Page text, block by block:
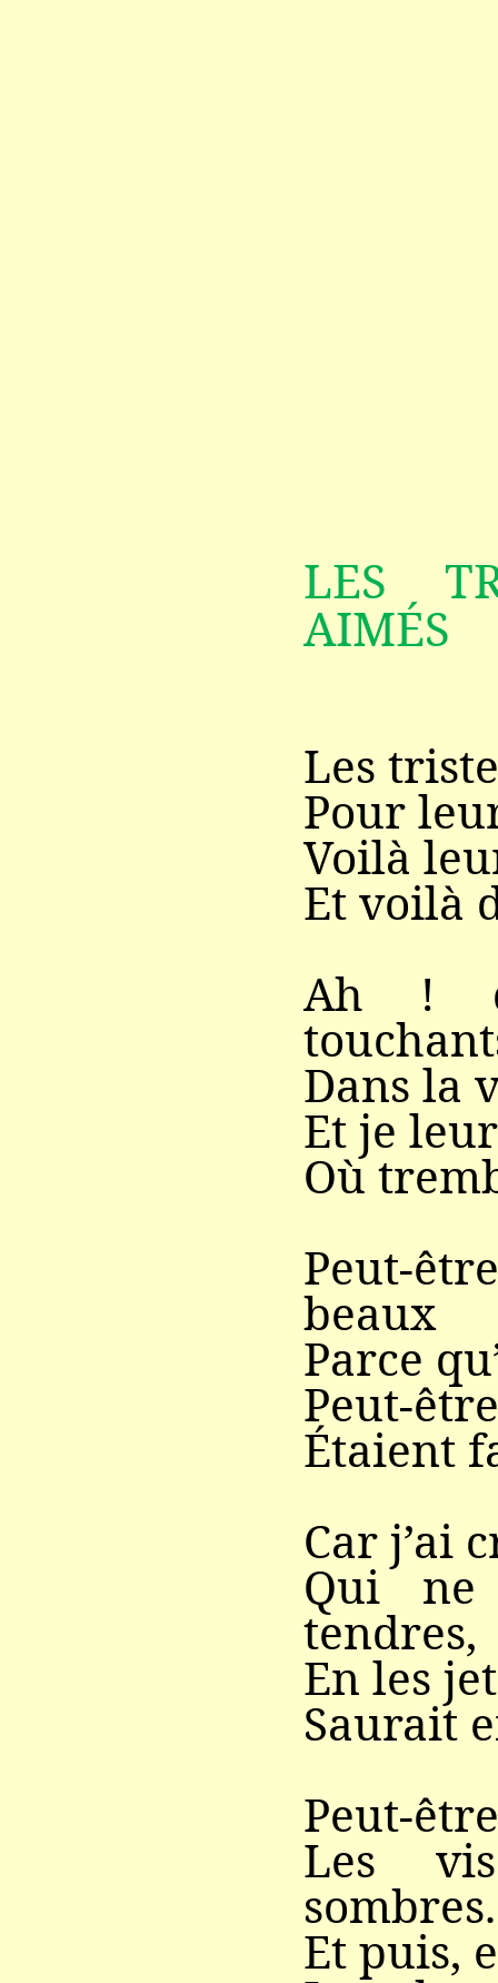
LES
AIMÉS
Les
Pour
Voilà
Et voilà
Ah !
Dans la
Et je
Où
Peut-
beaux
Parce
Peut-
Étaient
Car j’ai
Qui
tendres,
En les
Saurait
Peut-
Les
sombres.
Et puis,